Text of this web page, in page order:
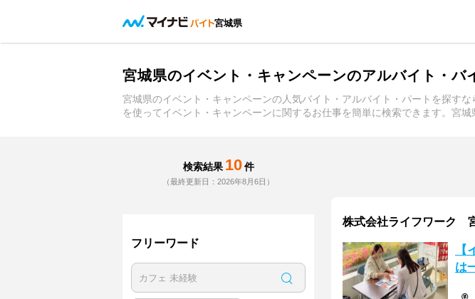
宮城県
宮城県のイベント・キャンペーンのアルバイト・バ
宮城県のイベント・キャンペーンの人気バイト・アルバイト・パートを探す
を使ってイベント・キャンペーンに関するお仕事を簡単に検索できます。宮
検索結果 10 件
（最終更新日：2026年8月6日）
フリーワード
株式会社ライフワーク
は